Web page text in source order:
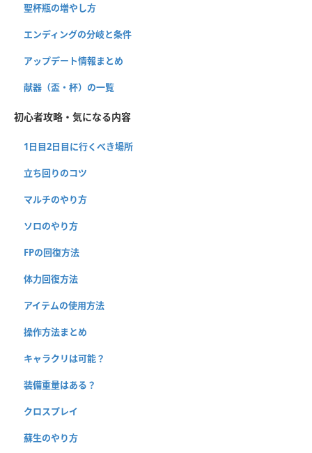
聖杯瓶の増やし方
エンディングの分岐と条件
アップデート情報まとめ
献器（盃・杯）の一覧
初心者攻略・気になる内容
1日目2日目に行くべき場所
立ち回りのコツ
マルチのやり方
ソロのやり方
FPの回復方法
体力回復方法
アイテムの使用方法
操作方法まとめ
キャラクリは可能？
装備重量はある？
クロスプレイ
蘇生のやり方